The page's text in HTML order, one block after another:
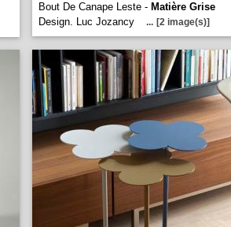
Bout De Canape Leste - Matière Grise
Design. Luc Jozancy
... [2 image(s)]